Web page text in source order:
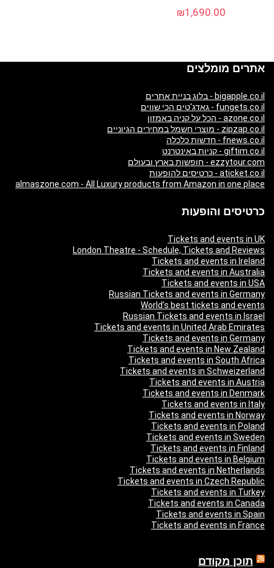
₪1,690.00
אתרים מומלצים
bigapple.co.il - בלוג בניית אתרים
fungets.co.il - גאדג'טים הכי שווים
azone.co.il - הכל על קניה באמזון
zipzap.co.il - מוצרי חשמל במחירים הגיוניים
fnews.co.il - חדשות כלכלה
giftim.co.il - קניות באינטרנט
ezzytour.com - חופשות בארץ ובעולם
aticket.co.il - כרטיסים להופעות
almaszone.com - All Luxury products from Amazon in one place
כרטיסים והופעות
Tickets and events in UK
London Theatre - Schedule, Tickets and Reviews
Tickets and events in Ireland
Tickets and events in Australia
Tickets and events in USA
Russian Tickets and events in Germany
World’s best tickets and events
Russian Tickets and events in Israel
Tickets and events in United Arab Emirates
Tickets and events in Germany
Tickets and events in New Zealand
Tickets and events in South Africa
Tickets and events in Schweizerland
Tickets and events in Austria
Tickets and events in Denmark
Tickets and events in Italy
Tickets and events in Norway
Tickets and events in Poland
Tickets and events in Sweden
Tickets and events in Finland
Tickets and events in Belgium
Tickets and events in Netherlands
Tickets and events in Czech Republic
Tickets and events in Turkey
Tickets and events in Canada
Tickets and events in Spain
Tickets and events in France
תוכן מקודם